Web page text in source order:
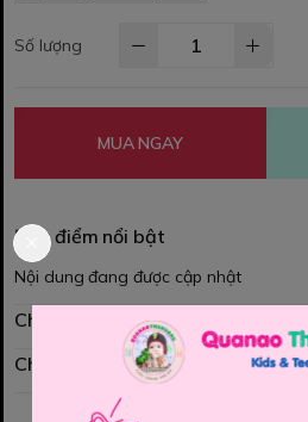
Số lượng
MUA NGAY
Đặc điểm nổi bật
Nội dung đang được cập nhật
Chính sách mua hàng
Chính sách đổi hàng